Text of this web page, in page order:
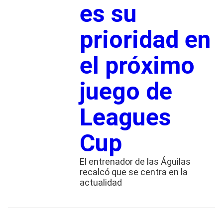
es su
prioridad en
el próximo
juego de
Leagues
Cup
El entrenador de las Águilas
recalcó que se centra en la
actualidad